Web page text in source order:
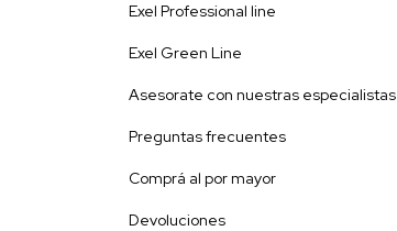
Exel Professional line
Exel Green Line
Asesorate con nuestras especialistas
Preguntas frecuentes
Comprá al por mayor
Devoluciones